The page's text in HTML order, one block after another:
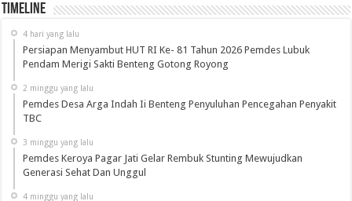
Timeline
4 hari yang lalu
Persiapan Menyambut HUT RI Ke- 81 Tahun 2026 Pemdes Lubuk
Pendam Merigi Sakti Benteng Gotong Royong
2 minggu yang lalu
Pemdes Desa Arga Indah Ii Benteng Penyuluhan Pencegahan Penyakit
TBC
3 minggu yang lalu
Pemdes Keroya Pagar Jati Gelar Rembuk Stunting Mewujudkan
Generasi Sehat Dan Unggul
4 minggu yang lalu